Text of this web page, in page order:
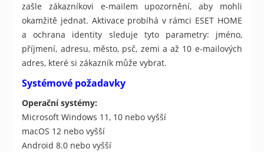
zašle zákazníkovi e-mailem upozornění, aby mohli
okamžitě jednat. Aktivace probíhá v rámci ESET HOME
a ochrana identity sleduje tyto parametry: jméno,
příjmení, adresu, město, psč, zemi a až 10 e-mailových
adres, které si zákazník může vybrat.
Systémové požadavky
Operační systémy:
Microsoft Windows 11, 10 nebo vyšší
macOS 12 nebo vyšší
Android 8.0 nebo vyšší